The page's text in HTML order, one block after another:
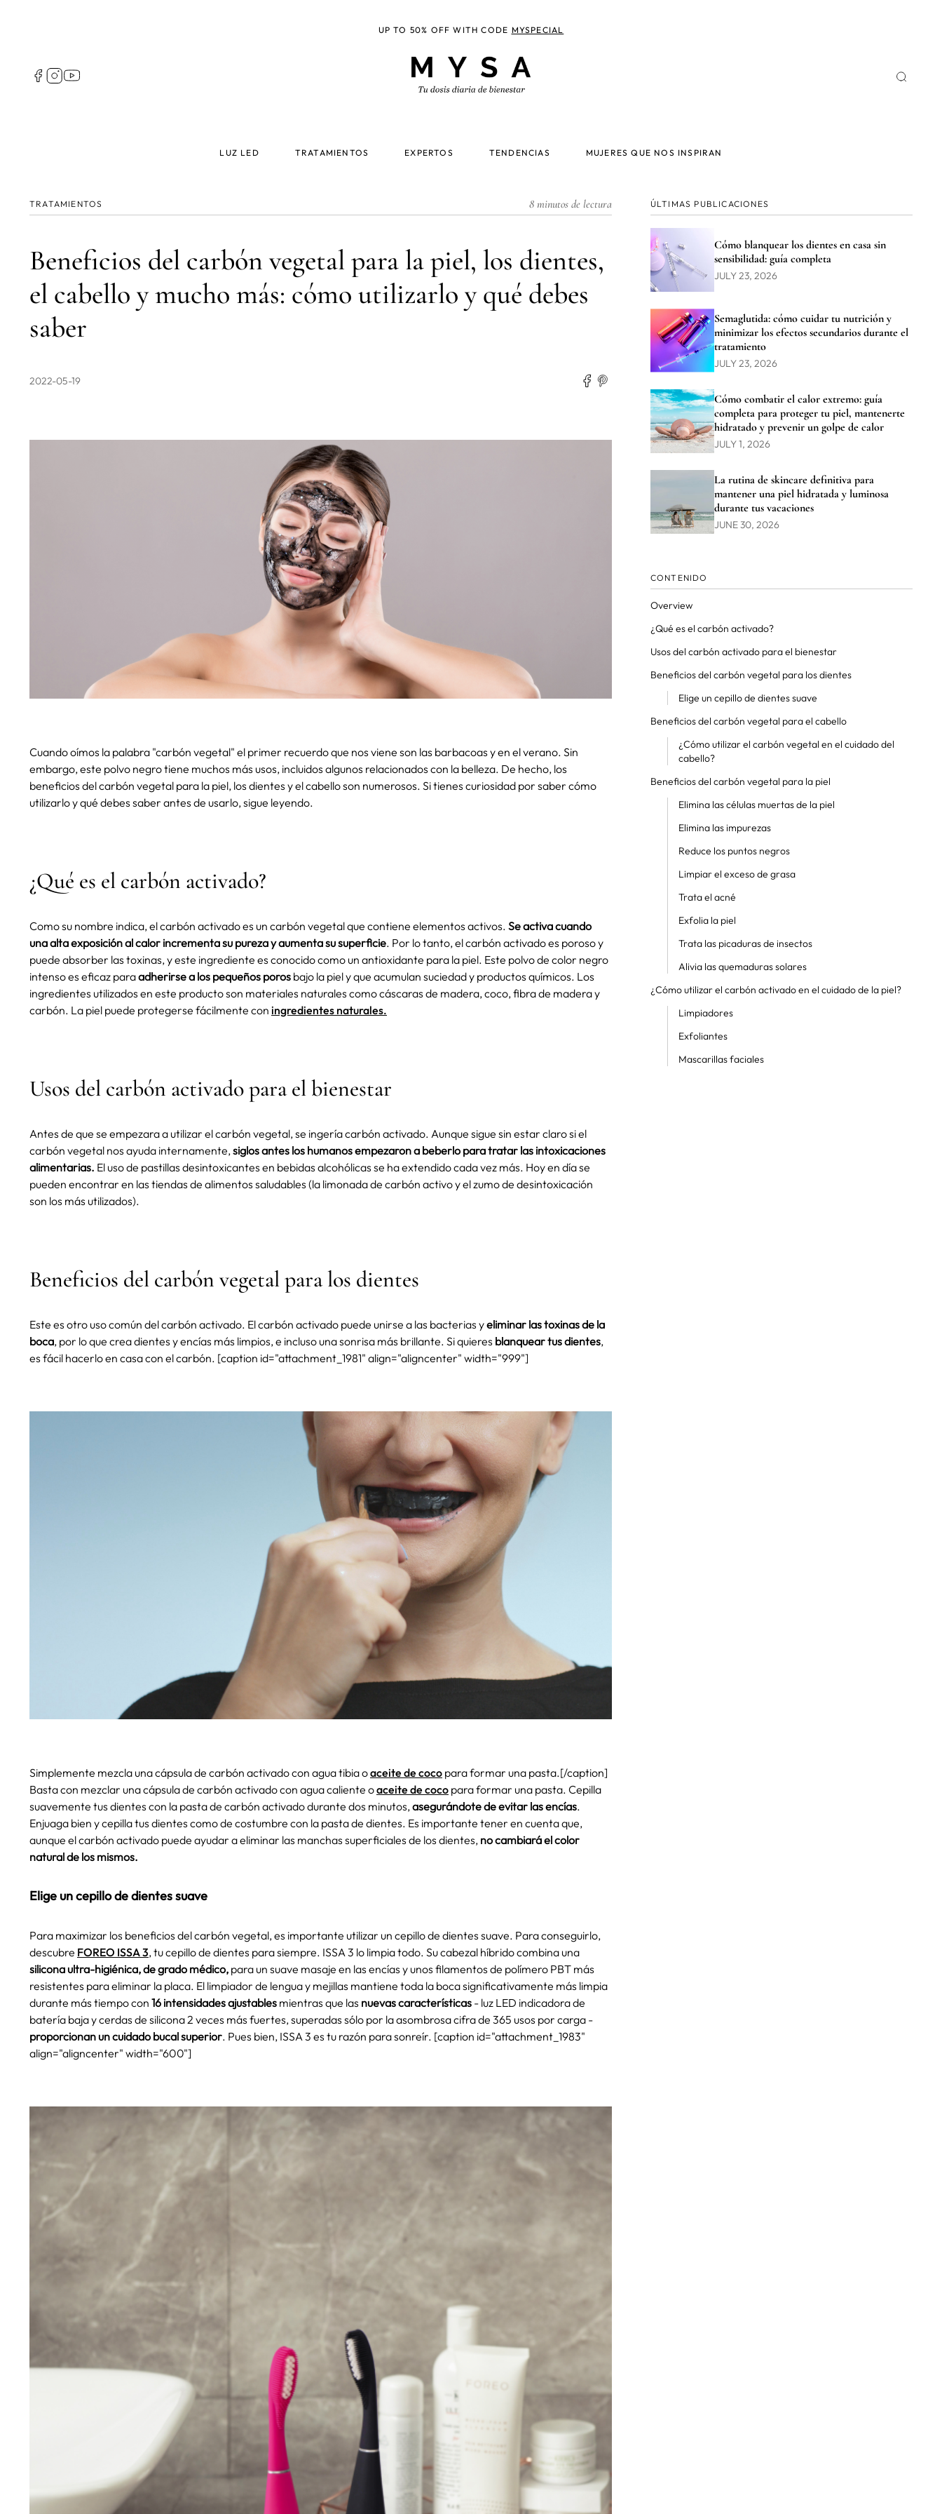
TRATAMIENTOS 8 minutos de lectura
Beneficios del carbón vegetal para la piel, los dientes,
el cabello y mucho más: cómo utilizarlo y qué debes
saber
2022-05-19
Cuando oímos la palabra "carbón vegetal" el primer recuerdo que nos viene son las barbacoas y en el verano. Sin
embargo, este polvo negro tiene muchos más usos, incluidos algunos relacionados con la belleza. De hecho, los
beneficios del carbón vegetal para la piel, los dientes y el cabello son numerosos. Si tienes curiosidad por saber cómo
utilizarlo y qué debes saber antes de usarlo, sigue leyendo.
¿Qué es el carbón activado?
Como su nombre indica, el carbón activado es un carbón vegetal que contiene elementos activos. Se activa cuando
una alta exposición al calor incrementa su pureza y aumenta su superficie. Por lo tanto, el carbón activado es poroso y
puede absorber las toxinas, y este ingrediente es conocido como un antioxidante para la piel. Este polvo de color negro
intenso es eficaz paraadherirse a los pequeños poros bajo la piel y que acumulan suciedad y productos químicos. Los
ingredientes utilizados en este producto son materiales naturales como cáscaras de madera, coco, fibra de madera y
carbón. La piel puede protegerse fácilmente con ingredientes naturales.
Usos del carbón activado para el bienestar
Antes de que se empezara a utilizar el carbón vegetal, se ingería carbón activado. Aunque sigue sin estar claro si el
carbón vegetal nos ayuda internamente,siglos antes los humanos empezaron a beberlo para tratar las intoxicaciones
alimentarias. El uso de pastillas desintoxicantes en bebidas alcohólicas se ha extendido cada vez más. Hoy en día se
pueden encontrar en las tiendas de alimentos saludables (la limonada de carbón activo y el zumo de desintoxicación
son los más utilizados).
Beneficios del carbón vegetal para los dientes
Este es otro uso común del carbón activado. El carbón activado puede unirse a las bacterias yeliminar las toxinas de la
boca, por lo que crea dientes y encías más limpios, e incluso una sonrisa más brillante. Si quieres blanquear tus dientes,
es fácil hacerlo en casa con el carbón. [caption id="attachment_1981" align="aligncenter" width="999"]
Simplemente mezcla una cápsula de carbón activado con agua tibia oaceite de coco para formar una pasta.[/caption]
Basta con mezclar una cápsula de carbón activado con agua caliente oaceite de coco para formar una pasta. Cepilla
suavemente tus dientes con la pasta de carbón activado durante dos minutos, asegurándote de evitar las encías.
Enjuaga bien y cepilla tus dientes como de costumbre con la pasta de dientes. Es importante tener en cuenta que,
aunque el carbón activado puede ayudar a eliminar las manchas superficiales de los dientes, no cambiará el color
natural de los mismos.
Elige un cepillo de dientes suave
Para maximizar los beneficios del carbón vegetal, es importante utilizar un cepillo de dientes suave. Para conseguirlo,
descubre FOREO ISSA 3, tu cepillo de dientes para siempre. ISSA 3 lo limpia todo. Su cabezal híbrido combina una
silicona ultra-higiénica, de grado médico, para un suave masaje en las encías y unos filamentos de polímero PBT más
resistentes para eliminar la placa. El limpiador de lengua y mejillas mantiene toda la boca significativamente más limpia
durante más tiempo con 16 intensidades ajustables mientras que las nuevas características - luz LED indicadora de
batería baja y cerdas de silicona 2 veces más fuertes, superadas sólo por la asombrosa cifra de 365 usos por carga -
proporcionan un cuidado bucal superior. Pues bien, ISSA 3 es tu razón para sonreír. [caption id="attachment_1983"
align="aligncenter" width="600"]
ÚLTIMAS PUBLICACIONES
Cómo blanquear los dientes en casa sin
sensibilidad: guía completa
JULY 23, 2026
Semaglutida: cómo cuidar tu nutrición y
minimizar los efectos secundarios durante el
tratamiento
JULY 23, 2026
Cómo combatir el calor extremo: guía
completa para proteger tu piel, mantenerte
hidratado y prevenir un golpe de calor
JULY 1, 2026
La rutina de skincare definitiva para
mantener una piel hidratada y luminosa
durante tus vacaciones
JUNE 30, 2026
CONTENIDO
Overview
¿Qué es el carbón activado?
Usos del carbón activado para el bienestar
Beneficios del carbón vegetal para los dientes
Elige un cepillo de dientes suave
Beneficios del carbón vegetal para el cabello
¿Cómo utilizar el carbón vegetal en el cuidado del
cabello?
Beneficios del carbón vegetal para la piel
Elimina las células muertas de la piel
Elimina las impurezas
Reduce los puntos negros
Limpiar el exceso de grasa
Trata el acné
Exfolia la piel
Trata las picaduras de insectos
Alivia las quemaduras solares
¿Cómo utilizar el carbón activado en el cuidado de la piel?
Limpiadores
Exfoliantes
Mascarillas faciales
UP TO 50% OFF WITH CODE MYSPECIAL
Follow
us
LUZ LED TRATAMIENTOS EXPERTOS TENDENCIAS MUJERES QUE NOS INSPIRAN